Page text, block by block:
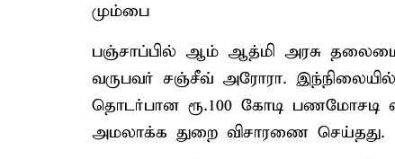
மும்பை
பஞ்சாப்பில் ஆம் ஆத்மி அரசு
வருபவர் சஞ்சீவ் அரோரா. இந்நிலையில்,
தொடர்பான ரூ.100 கோடி பணமோசடி
அமலாக்க துறை விசாரணை செய்தது.